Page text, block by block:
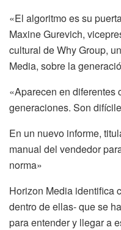
«El algoritmo es su
Maxine Gurevich,
cultural de Why Group,
Media, sobre la
«Aparecen en diferentes
generaciones. Son
En un nuevo informe,
manual del vendedor
norma»
Horizon Media identifica
dentro de ellas- que se
para entender y llegar a